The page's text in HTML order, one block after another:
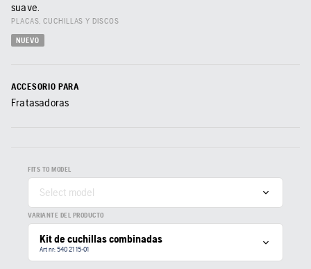
suave.
PLACAS, CUCHILLAS Y DISCOS
NUEVO
ACCESORIO PARA
Fratasadoras
FITS TO MODEL
Select model
VARIANTE DEL PRODUCTO
Kit de cuchillas combinadas
Art nr: 540 21 15‑01